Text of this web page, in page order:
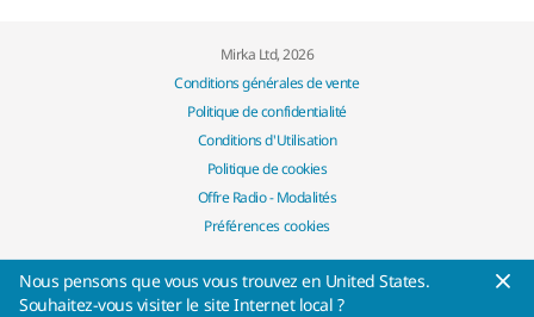
Mirka Ltd, 2026
Conditions générales de vente
Politique de confidentialité
Conditions d'Utilisation
Politique de cookies
Offre Radio - Modalités
Préférences cookies
Nous pensons que vous vous trouvez en United States.
Souhaitez-vous visiter le site Internet local ?